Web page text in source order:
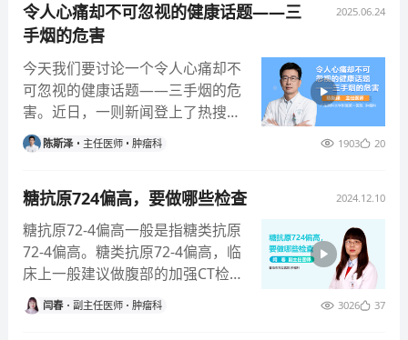
令人心痛却不可忽视的健康话题——三
手烟的危害
2025.06.24
今天我们要讨论一个令人心痛却不
可忽视的健康话题——三手烟的危
害。近日，一则新闻登上了热搜：
[丈夫吸烟43年，妻子基因突变确
诊肺癌]。要知道，这位妻子从不
二手烟和三手烟的环境中，患上了
肺癌。三手烟，一个更隐蔽却同样
危险的存在。三手烟指的是吸烟者
吸烟后残留在衣物、墙壁、地毯、
家具等表面的烟草残留物。这些残
留物含有多种致癌物质，如尼古
陈斯泽 主任医师 肿瘤科 1903 20
糖抗原724偏高，要做哪些检查 2024.12.10
糖抗原72-4偏高一般是指糖类抗原
72-4偏高。糖类抗原72-4偏高，临
床上一般建议做腹部的加强CT检
查，来判断是否有胃癌、肠癌、胰
腺癌等疾病，一般还建议做胃镜、
闫春 副主任医师 肿瘤科 3026 37